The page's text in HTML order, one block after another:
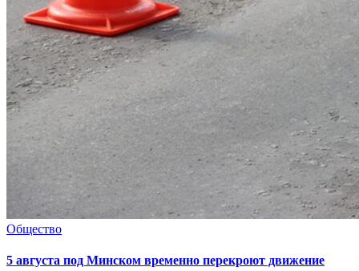
Общество
5 августа под Минском временно перекроют движение